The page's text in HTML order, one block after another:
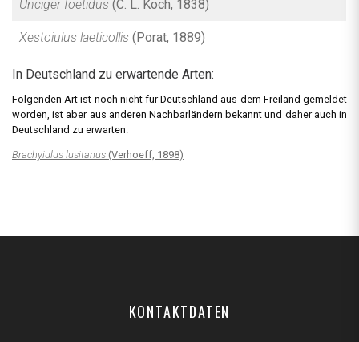
Unciger foetidus (C. L. Koch, 1838)
Xestoiulus laeticollis (Porat, 1889)
In Deutschland zu erwartende Arten:
Folgenden Art ist noch nicht für Deutschland aus dem Freiland gemeldet
worden, ist aber aus anderen Nachbarländern bekannt und daher auch in
Deutschland zu erwarten.
Brachyiulus lusitanus (Verhoeff, 1898)
KONTAKTDATEN